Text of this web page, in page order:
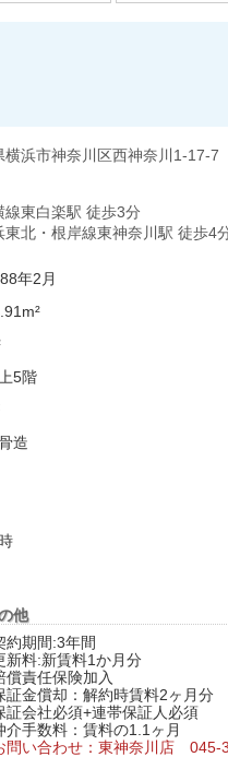
横浜市神奈川区西神奈川1-17-7
線東白楽駅 徒歩3分
東北・根岸線東神奈川駅 徒歩4
年2月
5階
造
他
約期間:3年間
新料:新賃料1か月分
償責任保険加入
証金償却：解約時賃料2ヶ月分
証会社必須+連帯保証人必須
介手数料：賃料の1.1ヶ月
問い合わせ：東神奈川店 045-